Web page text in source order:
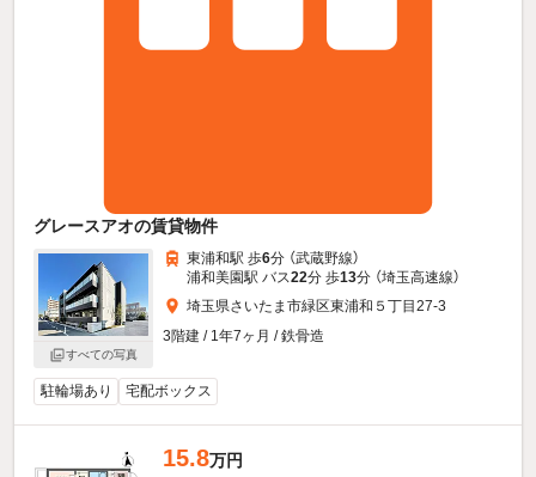
グレースアオの賃貸物件
すべての写真
東浦和駅 歩6分 （武蔵野線）
浦和美園駅 バス22分 歩13分 （埼玉高速線）
埼玉県さいたま市緑区東浦和５丁目27-3
3階建 / 1年7ヶ月 / 鉄骨造
駐輪場あり 宅配ボックス
15.8万円